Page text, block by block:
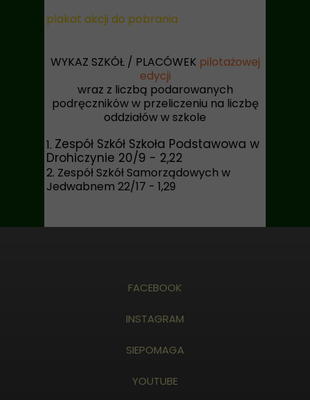
plakat akcji do pobrania
WYKAZ SZKÓŁ / PLACÓWEK pilotażowej
edycji
wraz z liczbą podarowanych
podręczników w przeliczeniu na liczbę
oddziałów w szkole
1. Zespół Szkół Szkoła Podstawowa w
Drohiczynie 20/9 - 2,22
2. Zespół Szkół Samorządowych w
Jedwabnem 22/17 - 1,29
FACEBOOK
INSTAGRAM
SIEPOMAGA
YOUTUBE